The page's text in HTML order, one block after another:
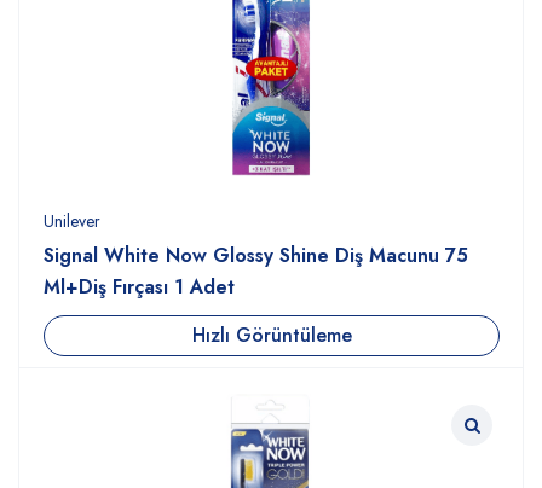
Unilever
Signal White Now Glossy Shine Diş Macunu 75
Ml+Diş Fırçası 1 Adet
Hızlı Görüntüleme